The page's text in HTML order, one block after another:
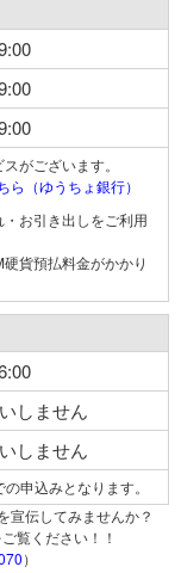
がございます。
（ゆうちょ銀行）
お引き出しをご利用
貨預払料金がかかり
しません
しません
申込みとなります。
宣伝してみませんか？
覧ください！！
）